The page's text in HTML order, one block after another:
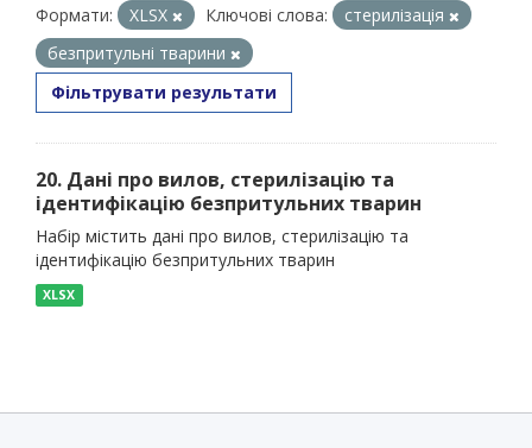
Формати: XLSX Ключові слова:
стерилізація
безпритульні тварини
Фільтрувати результати
20. Дані про вилов, стерилізацію та
ідентифікацію безпритульних тварин
Набір містить дані про вилов, стерилізацію та
ідентифікацію безпритульних тварин
XLSX